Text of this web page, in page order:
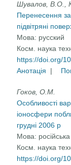
Шувалов, В.О.,
Перенесення
підвітряні
Мова: русский
Косм. наука
https://doi.org/
Анотація
|
Гоков, О.M.
Особливості
іоносфери
грудні 2006 р
Мова: російська
Косм. наука
https://doi.org/